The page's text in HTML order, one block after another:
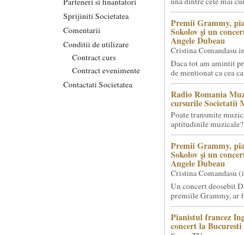
Sprijiniti Societatea
Comentarii
Conditii de utilizare
Contract curs
Contract evenimente
Contactati Societatea
Premii Grammy,
Sokolov și un
Angele Dubeau
Cristina Comandasu
Daca tot am amintit
de mentionat ca cea
Radio Romania
cursurile Societatii
Poate transmite
aptitudinile
Premii Grammy,
Sokolov și un
Angele Dubeau
Cristina Comandasu
Un concert deosebit
premiile Grammy, ar
Pianistul francez
concert la